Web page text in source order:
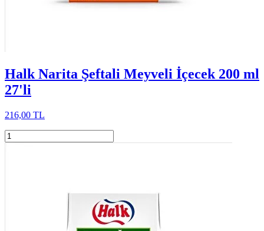
Halk Narita Şeftali Meyveli İçecek 200 ml
27'li
216,00 TL